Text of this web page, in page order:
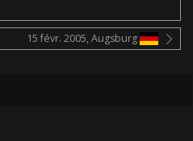
15 févr. 2005, Augsburg